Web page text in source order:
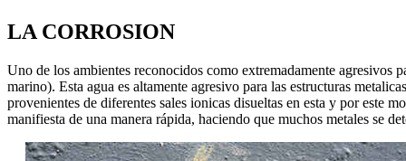
LA CORROSION
Uno de los ambientes reconocidos como extremadamente agresivos
marino). Esta agua es altamente agresivo para las estructuras
provenientes de diferentes sales ionicas disueltas en esta y por este
manifiesta de una manera rápida, haciendo que muchos metales se